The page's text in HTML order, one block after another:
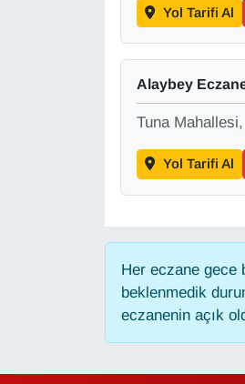
Yol Tarifi Al
Alaybey
Tuna
Yol Tarifi Al
Her eczane gece
beklenmedik
eczanenin açık
ONE EKONOMİ
RÖPORTAJ